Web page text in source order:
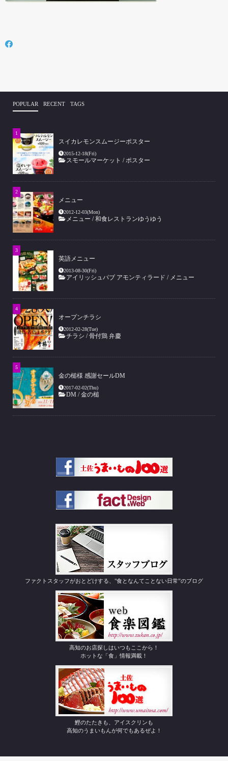
POPULAR RECENT TAGS
スイカレモンスムージーポスター
2015-12-18(Fri)
スモールマーケット /ポスター
メニュー
2012-12-03(Mon)
メニュー /和食レストランゆうゆう
英語メニュー
2013-08-30(Fri)
アイリッシュパブ アモンティラード / メニュー
オープンチラシ
2012-02-28(Tue)
チラシ /骨付鶏 弁慶
金の槌様 感謝セールDM
2017-02-02(Thu)
DM /金の槌
ファクトスタッフがおとどけする、"食となんてことない日常”のブログ
高知のお店探しはいつもここから！
ホットな「食」情報満載！
鰹のたたきも、アイスクリンも
高知のうまいもんが何でもあるぜよ！